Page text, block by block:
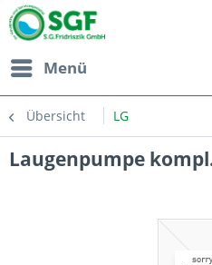
Menü
Übersicht LG
Laugenpumpe